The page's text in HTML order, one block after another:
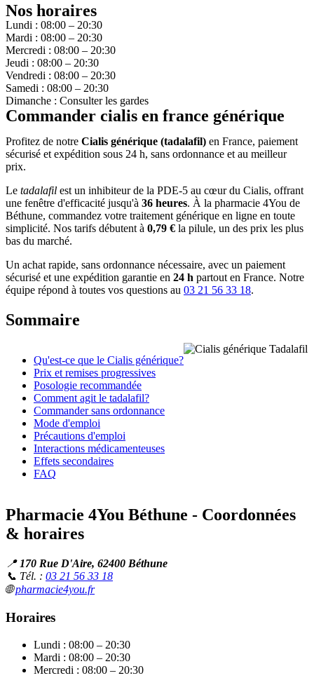
Nos horaires
Lundi : 08:00 – 20:30
Mardi : 08:00 – 20:30
Mercredi : 08:00 – 20:30
Jeudi : 08:00 – 20:30
Vendredi : 08:00 – 20:30
Samedi : 08:00 – 20:30
Dimanche : Consulter les gardes
Commander cialis en france générique
Profitez de notre Cialis générique (tadalafil) en France, paiement
sécurisé et expédition sous 24 h, sans ordonnance et au meilleur
prix.
Le tadalafil est un inhibiteur de la PDE-5 au cœur du Cialis, offrant
une fenêtre d'efficacité jusqu'à 36 heures. À la pharmacie 4You de
Béthune, commandez votre traitement générique en ligne en toute
simplicité. Nos tarifs débutent à 0,79 € la pilule, un des prix les plus
bas du marché.
Un achat rapide, sans ordonnance nécessaire, avec un paiement
sécurisé et une expédition garantie en 24 h partout en France. Notre
équipe répond à toutes vos questions au 03 21 56 33 18.
Sommaire
Qu'est-ce que le Cialis générique?
Prix et remises progressives
Posologie recommandée
Comment agit le tadalafil?
Commander sans ordonnance
Mode d'emploi
Précautions d'emploi
Interactions médicamenteuses
Effets secondaires
FAQ
Pharmacie 4You Béthune - Coordonnées
& horaires
📍 170 Rue D'Aire, 62400 Béthune
📞 Tél. : 03 21 56 33 18
🌐pharmacie4you.fr
Horaires
Lundi : 08:00 – 20:30
Mardi : 08:00 – 20:30
Mercredi : 08:00 – 20:30